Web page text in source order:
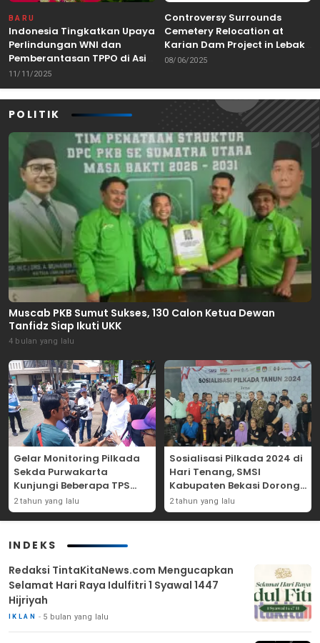
BARU
Indonesia Tingkatkan Upaya
Perlindungan WNI dan
Pemberantasan TPPO di Asia
Tenggara
11/11/2025
Controversy Surrounds
Cemetery Relocation at
Karian Dam Project in Lebak,
Banten
08/06/2025
POLITIK
Muscab PKB Sumut Sukses, 130 Calon Ketua Dewan
Tanfidz Siap Ikuti UKK
4 bulan yang lalu
Gelar Monitoring Pilkada
Sekda Purwakarta
Kunjungi Beberapa TPS
Yang Ada Di Purwakarta
2 tahun yang lalu
Sosialisasi Pilkada 2024 di
Hari Tenang, SMSI
Kabupaten Bekasi Dorong
Angka Partisipasi
Masyarakat
2 tahun yang lalu
INDEKS
Redaksi TintaKitaNews.com Mengucapkan
Selamat Hari Raya Idulfitri 1 Syawal 1447
Hijriyah
IKLAN 5 bulan yang lalu